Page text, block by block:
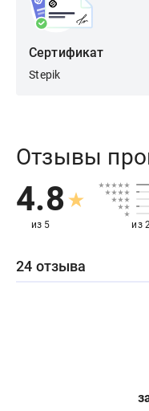
Сертификат
Stepik
Отзывы
4.8
из 5 из
24 отзыва